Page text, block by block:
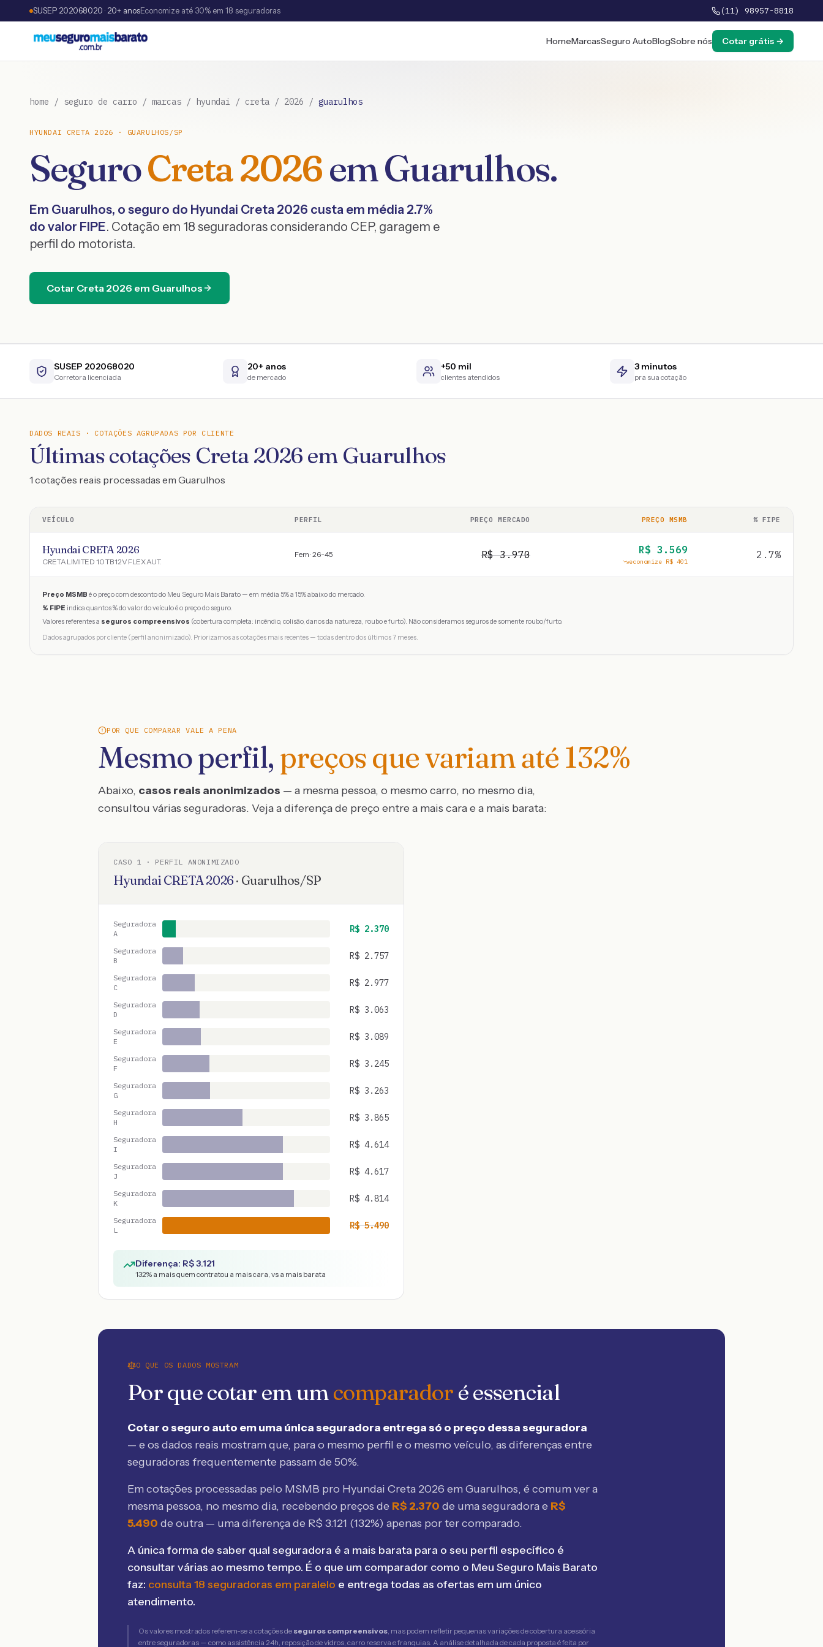
SUSEP 202068020 · 20+ anosEconomize até 30% em 18 seguradoras (11) 98957-8818
HomeMarcasSeguro AutoBlogSobre nós Cotar grátis →
home / seguro de carro / marcas / hyundai / creta / 2026 / guarulhos
HYUNDAI CRETA 2026 · GUARULHOS /SP
SeguroCreta2026emGuarulhos.
Em Guarulhos, o seguro do Hyundai Creta 2026 custa em média 2.7%
do valor FIPE. Cotação em 18 seguradoras considerando CEP, garagem e
perfil do motorista.
Cotar Creta 2026 em Guarulhos
SUSEP 202068020
Corretora licenciada
20+ anos
de mercado
+50 mil
clientes atendidos
3 minutos
pra sua cotação
DADOS REAIS · COTAÇÕES AGRUPADAS POR CLIENTE
Últimas cotações Creta 2026 em Guarulhos
1 cotações reais processadas em Guarulhos
VEÍCULO PERFIL PREÇO MERCADO PREÇO MSMB % FIPE
Hyundai CRETA 2026
CRETA LIMITED 1.0 TB 12V FLEX AUT.
Fem · 26-45 R$3.970 R$ 3.569
economize R$ 401
2.7%
Preço MSMB é o preço com desconto do Meu Seguro Mais Barato — em média 5% a 15% abaixo do mercado.
% FIPE indica quantos % do valor do veículo é o preço do seguro.
Valores referentes a seguros compreensivos (cobertura completa: incêndio, colisão, danos da natureza, roubo e furto). Não consideramos seguros de somente roubo/furto.
Dados agrupados por cliente (perfil anonimizado). Priorizamos as cotações mais recentes — todas dentro dos últimos 7 meses.
POR QUE COMPARAR VALE A PENA
Mesmo perfil, preços que variam até 132%
Abaixo, casos reais anonimizados — a mesma pessoa, o mesmo carro, no mesmo dia,
consultou várias seguradoras. Veja a diferença de preço entre a mais cara e a mais barata:
CASO 1 · PERFIL ANONIMIZADO
Hyundai CRETA2026· Guarulhos/SP
Seguradora
A
R$ 2.370
Seguradora
B
R$ 2.757
Seguradora
C
R$ 2.977
Seguradora
D
R$ 3.063
Seguradora
E
R$ 3.089
Seguradora
F
R$ 3.245
Seguradora
G
R$ 3.263
Seguradora
H
R$ 3.865
Seguradora
I
R$ 4.614
Seguradora
J
R$ 4.617
Seguradora
K
R$ 4.814
Seguradora
L
R$5.490
Diferença: R$3.121
132% a mais quem contratou a mais cara, vs a mais barata
O QUE OS DADOS MOSTRAM
Por que cotar em umcomparador é essencial
Cotar o seguro auto em uma única seguradora entrega só o preço dessa seguradora
— e os dados reais mostram que, para o mesmo perfil e o mesmo veículo, as diferenças entre
seguradoras frequentemente passam de 50%.
Em cotações processadas pelo MSMB pro Hyundai Creta 2026 em Guarulhos, é comum ver a
mesma pessoa, no mesmo dia, recebendo preços de R$ 2.370 de uma seguradora e R$
5.490 de outra — uma diferença de R$ 3.121 (132%) apenas por ter comparado.
A única forma de saber qual seguradora é a mais barata para o seu perfil específico é
consultar várias ao mesmo tempo. É o que um comparador como o Meu Seguro Mais Barato
faz: consulta 18 seguradoras em paralelo e entrega todas as ofertas em um único
atendimento.
Os valores mostrados referem-se a cotações de seguros compreensivos, mas podem refletir pequenas variações de cobertura acessória
entre seguradoras — como assistência 24h, reposição de vidros, carro reserva e franquias. A análise detalhada de cada proposta é feita por